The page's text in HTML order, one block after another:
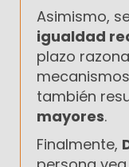
Asimismo,
igualdad
plazo
también
mayores.
Finalmente,